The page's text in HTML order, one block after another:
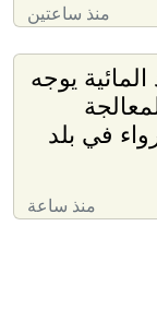
منذ ساعتين
يوجه
في بلد
منذ ساعة